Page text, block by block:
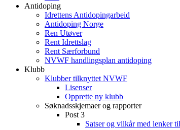
Antidoping
Idrettens Antidopingarbeid
Antidoping Norge
Ren Utøver
Rent Idrettslag
Rent Særforbund
NVWF handlingsplan antidoping
Klubb
Klubber tilknyttet NVWF
Lisenser
Opprette ny klubb
Søknadsskjemaer og rapporter
Post 3
Satser og vilkår med lenker